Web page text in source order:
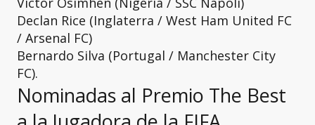
Declan Rice (Inglaterra / West Ham United FC
/ Arsenal FC)
Bernardo Silva (Portugal / Manchester City
FC).
Nominadas al Premio The Best